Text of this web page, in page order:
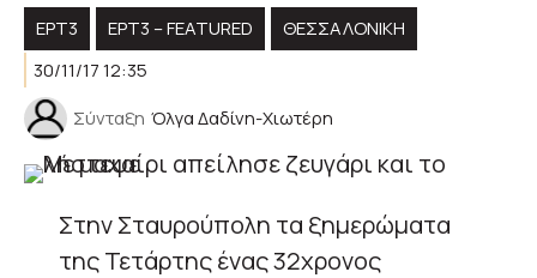
ΕΡΤ3 ΕΡΤ3 – FEATURED
ΘΕΣΣΑΛΟΝΙΚΗ
30/11/17 12:35
Σύνταξη Όλγα Δαδίνη-Χιωτέρη
Στην Σταυρούπολη τα ξημερώματα
της Τετάρτης ένας 32χρονος